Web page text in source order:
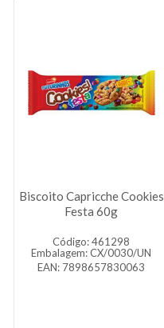
Biscoito Capricche Cookies
Festa 60g
Código: 461298
Embalagem: CX/0030/UN
EAN: 7898657830063